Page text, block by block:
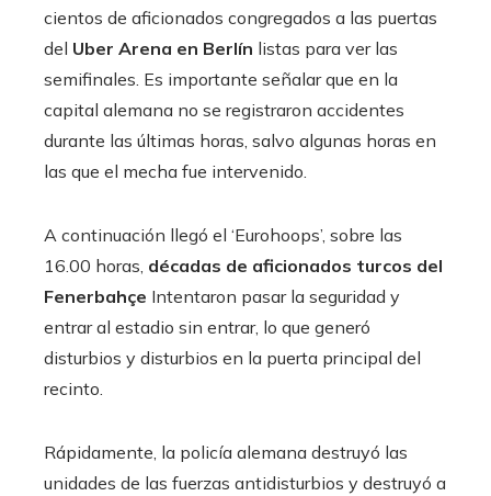
cientos de aficionados congregados a las puertas
del Uber Arena en Berlín listas para ver las
semifinales. Es importante señalar que en la
capital alemana no se registraron accidentes
durante las últimas horas, salvo algunas horas en
las que el mecha fue intervenido.
A continuación llegó el ‘Eurohoops’, sobre las
16.00 horas, décadas de aficionados turcos del
Fenerbahçe Intentaron pasar la seguridad y
entrar al estadio sin entrar, lo que generó
disturbios y disturbios en la puerta principal del
recinto.
Rápidamente, la policía alemana destruyó las
unidades de las fuerzas antidisturbios y destruyó a